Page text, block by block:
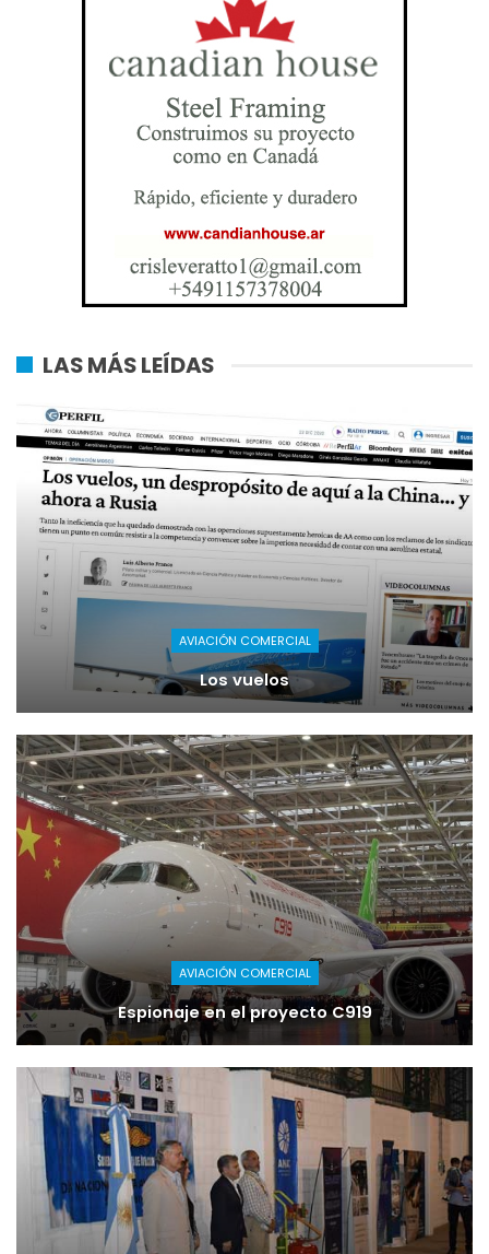
LAS MÁS LEÍDAS
AVIACIÓN COMERCIAL
Los vuelos
AVIACIÓN COMERCIAL
Espionaje en el proyecto C919